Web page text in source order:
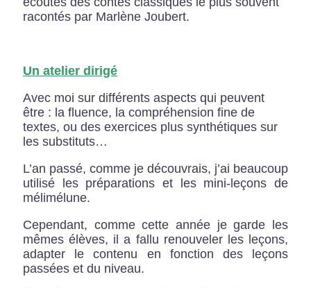
racontés par Marlène Joubert.
Un atelier dirigé
Avec moi sur différents aspects qui peuvent
être : la fluence, la compréhension fine de
textes, ou des exercices plus synthétiques sur
les substituts…
L’an passé, comme je découvrais, j’ai beaucoup
utilisé les préparations et les mini-leçons de
mélimélune.
Cependant, comme cette année je garde les
mêmes élèves, il a fallu renouveler les leçons,
adapter le contenu en fonction des leçons
passées et du niveau.